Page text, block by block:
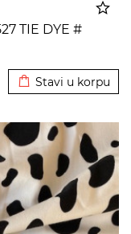
TIE DYE #
Stavi u korpu